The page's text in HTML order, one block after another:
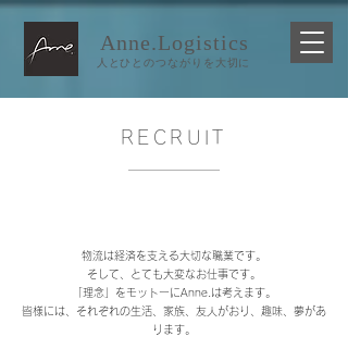
Anne.Logistics​
人とひとのつながりを大切に
RECRUIT
物流は経済を支える大切な職業です。
そして、とても大変なお仕事です。
「理念」をモットーにAnne.は考えます。
皆様には、それぞれの生活、家族、友人がおり、趣味、夢があ
ります。